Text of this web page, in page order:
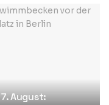
August: